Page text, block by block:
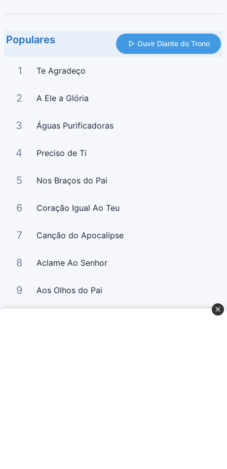
Populares Ouvir Diante do Trono
1 Te Agradeço
2 A Ele a Glória
3 Águas Purificadoras
4 Preciso de Ti
5 Nos Braços do Pai
6 Coração Igual Ao Teu
7 Canção do Apocalipse
8 Aclame Ao Senhor
9 Aos Olhos do Pai